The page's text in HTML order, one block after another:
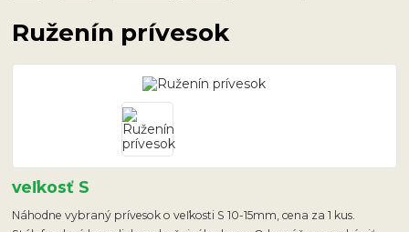
Ruženín prívesok
veľkosť S
Náhodne vybraný prívesok o veľkosti S 10-15mm, cena za 1 kus.